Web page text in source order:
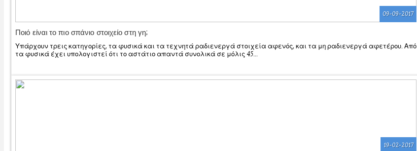
09-09-2017
Ποιό είναι το πιο σπάνιο στοιχείο στη γη;
Υπάρχουν τρεις κατηγορίες, τα φυσικά και τα τεχνητά ραδιενεργά στοιχεία αφενός, και τα μη ραδιενεργά αφετέρου. Από
τα φυσικά έχει υπολογιστεί ότι το αστάτιο απαντά συνολικά σε μόλις 45...
19-02-2017